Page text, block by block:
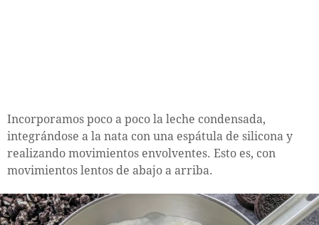
Incorporamos poco a poco la leche condensada,
integrándose a la nata con una espátula de silicona y
realizando movimientos envolventes. Esto es, con
movimientos lentos de abajo a arriba.